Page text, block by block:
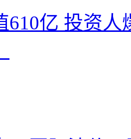
610亿 投资